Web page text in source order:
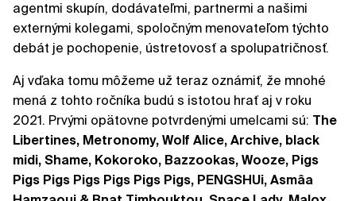
agentmi skupín, dodávateľmi, partnermi a našimi
externými kolegami, spoločným menovateľom týchto
debát je pochopenie, ústretovosť a spolupatričnosť.
Aj vďaka tomu môžeme už teraz oznámiť, že mnohé
mená z tohto ročníka budú s istotou hrať aj v roku
2021. Prvými opätovne potvrdenými umelcami sú: The
Libertines, Metronomy, Wolf Alice, Archive, black
midi, Shame, Kokoroko, Bazzookas, Wooze, Pigs
Pigs Pigs Pigs Pigs Pigs Pigs, PENGSHUi, Asmâa